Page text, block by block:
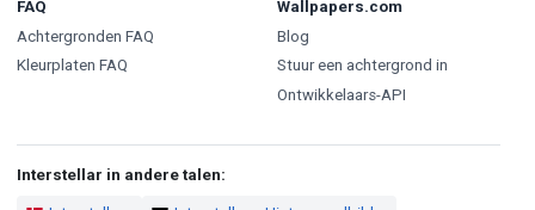
FAQ
Achtergronden FAQ
Kleurplaten FAQ
Wallpapers.com
Blog
Stuur een achtergrond in
Ontwikkelaars-API
Interstellar in andere talen: